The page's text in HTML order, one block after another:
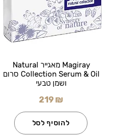
Magiray מאגייר Natural
Collection Serum & Oil סרום
ושמן טבעי
219 ₪
להוסיף לסל